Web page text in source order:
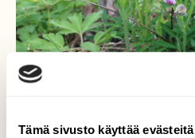
Tämä sivusto käyttää evästeitä